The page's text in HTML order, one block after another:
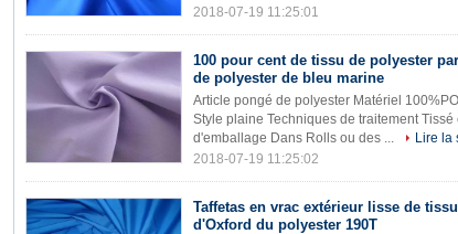
2018-07-19 11:25:01
100 pour cent de tissu de polyester
de polyester de bleu marine
Article pongé de polyester Matériel
Style plaine Techniques de traitement
d'emballage Dans Rolls ou des ...
Lire la
2018-07-19 11:25:02
Taffetas en vrac extérieur lisse de
d'Oxford du polyester 190T